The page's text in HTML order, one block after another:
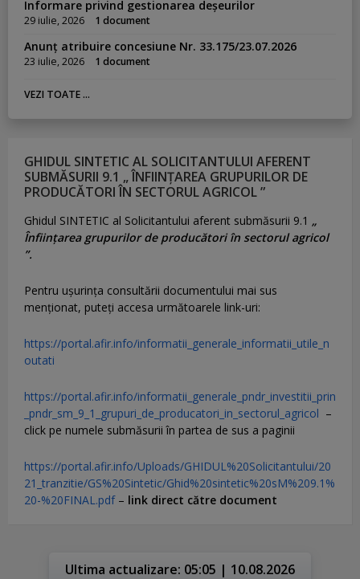
Informare privind gestionarea deșeurilor
29 iulie, 2026 1 document
Anunț atribuire concesiune Nr. 33.175/23.07.2026
23 iulie, 2026 1 document
VEZI TOATE ...
GHIDUL SINTETIC AL SOLICITANTULUI AFERENT
SUBMĂSURII 9.1 „ ÎNFIINȚAREA GRUPURILOR DE
PRODUCĂTORI ÎN SECTORUL AGRICOL ”
Ghidul SINTETIC al Solicitantului aferent submăsurii 9.1 „
Înființarea grupurilor de producători în sectorul agricol
”.
Pentru uşurinţa consultării documentului mai sus
menţionat, puteţi accesa următoarele link-uri:
https://portal.afir.info/informatii_generale_informatii_utile_n
outati
https://portal.afir.info/informatii_generale_pndr_investitii_prin
_pndr_sm_9_1_grupuri_de_producatori_in_sectorul_agricol –
click pe numele submăsurii în partea de sus a paginii
https://portal.afir.info/Uploads/GHIDUL%20Solicitantului/20
21_tranzitie/GS%20Sintetic/Ghid%20sintetic%20sM%209.1%
20-%20FINAL.pdf– link direct către document
Ultima actualizare: 05:05 | 10.08.2026